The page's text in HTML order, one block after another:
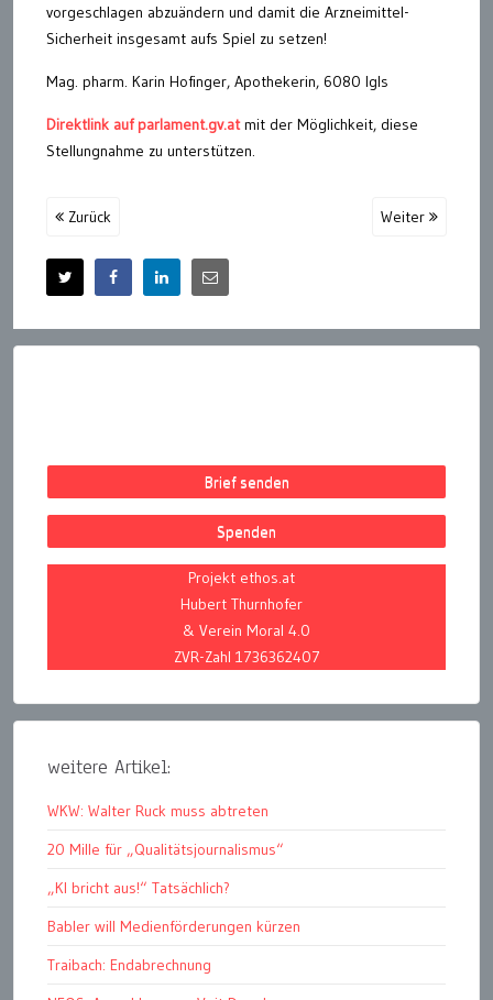
vorgeschlagen abzuändern und damit die Arzneimittel-
Sicherheit insgesamt aufs Spiel zu setzen!
Mag. pharm. Karin Hofinger, Apothekerin, 6080 Igls
Direktlink auf parlament.gv.atmit der Möglichkeit, diese
Stellungnahme zu unterstützen.
Zurück Weiter
Brief senden
Spenden
Projekt ethos.at
Hubert Thurnhofer
& Verein Moral 4.0
ZVR-Zahl 1736362407
weitere Artikel:
WKW: Walter Ruck muss abtreten
20 Mille für „Qualitätsjournalismus“
„KI bricht aus!“ Tatsächlich?
Babler will Medienförderungen kürzen
Traibach: Endabrechnung